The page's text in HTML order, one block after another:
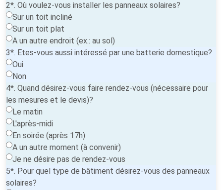
2*. Où voulez-vous installer les panneaux solaires?
Sur un toit incliné
Sur un toit plat
A un autre endroit (ex.: au sol)
3*. Etes-vous aussi intéressé par une batterie domestique?
Oui
Non
4*. Quand désirez-vous faire rendez-vous (nécessaire pour
les mesures et le devis)?
Le matin
L'après-midi
En soirée (après 17h)
A un autre moment (à convenir)
Je ne désire pas de rendez-vous
5*. Pour quel type de bâtiment désirez-vous des panneaux
solaires?